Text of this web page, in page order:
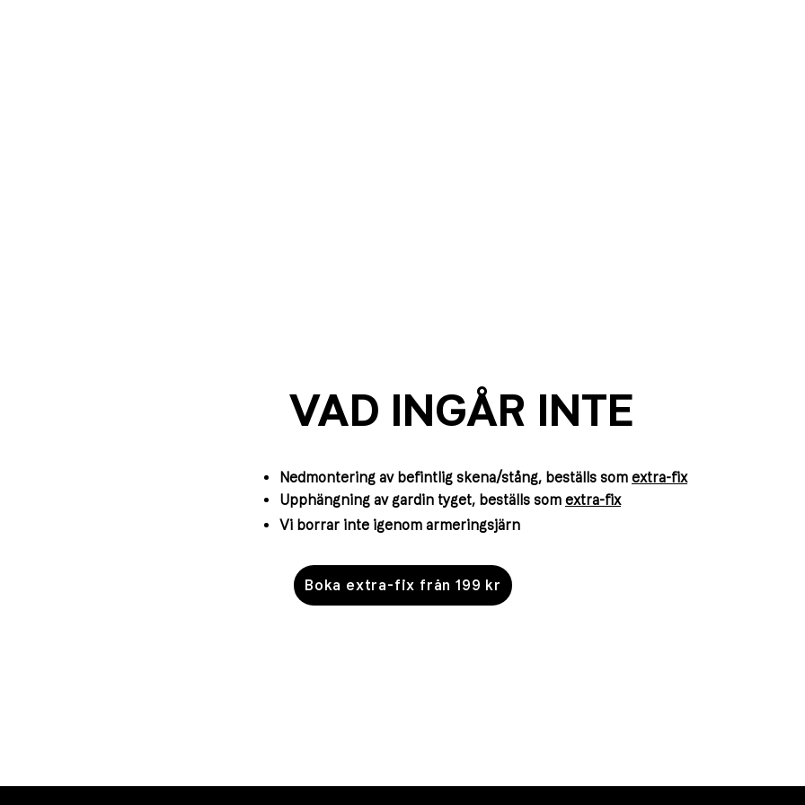
VAD INGÅR INTE
​Nedmontering av befintlig skena/stång, beställs som extra-fix
Upphängning av gardin tyget, beställs som extra-fix
Vi borrar inte igenom armeringsjärn
Boka extra-fix från 199 kr